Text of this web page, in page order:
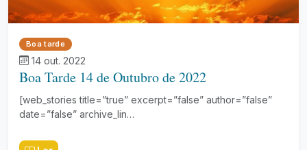
Boa tarde
14 out. 2022
Boa Tarde 14 de Outubro de 2022
[web_stories title=”true” excerpt=”false” author=”false”
date=”false” archive_lin…